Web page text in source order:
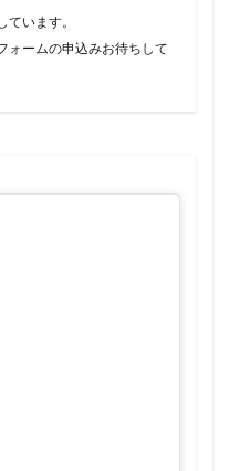
います。
ォームの申込みお待ちして